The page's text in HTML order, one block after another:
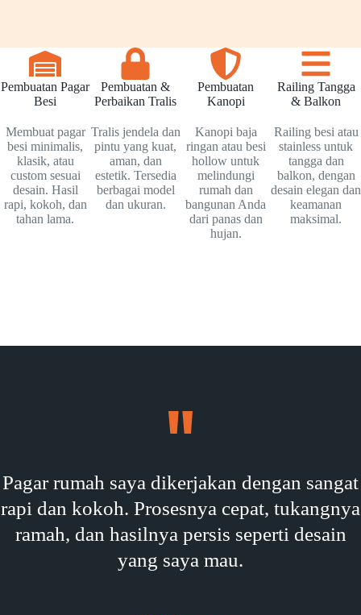
Pembuatan Pagar
Besi
Membuat pagar
besi minimalis,
klasik, atau
custom sesuai
desain. Hasil
rapi, kokoh, dan
tahan lama.
Pembuatan &
Perbaikan Tralis
Tralis jendela dan
pintu yang kuat,
aman, dan
estetik. Tersedia
berbagai model
dan ukuran.
Pembuatan
Kanopi
Kanopi baja
ringan atau besi
hollow untuk
melindungi
rumah dan
bangunan Anda
dari panas dan
hujan.
Railing Tangga
& Balkon
Railing besi atau
stainless untuk
tangga dan
balkon, dengan
desain elegan dan
keamanan
maksimal.
Pagar rumah saya dikerjakan dengan sangat
rapi dan kokoh. Prosesnya cepat, tukangnya
ramah, dan hasilnya persis seperti desain
yang saya mau.